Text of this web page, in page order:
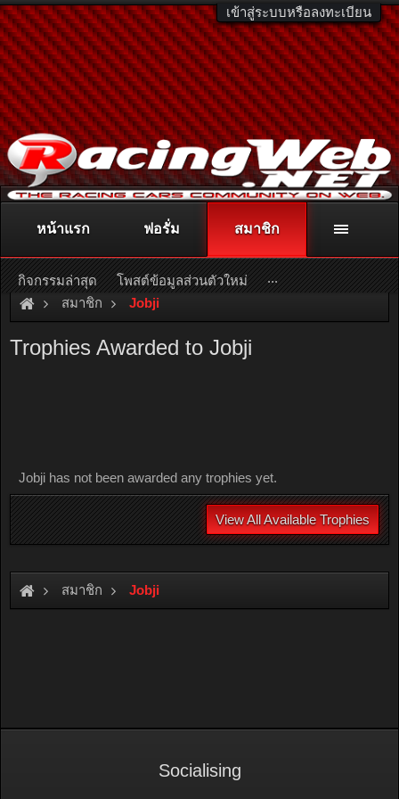
เข้าสู่ระบบหรือลงทะเบียน
ติดต่อลงโฆษณา racingweb@gmail.comหรือโทร. 081-811-1138
หรืออ่านรายละเอียดเพิ่มเติม คลิกที่นี่
สมาชิก Jobji
Trophies Awarded to Jobji
Jobji has not been awarded any trophies yet.
View All Available Trophies
สมาชิก Jobji
หน้าแรก ฟอรั่ม สมาชิก
กิจกรรมล่าสุด โพสต์ข้อมูลส่วนตัวใหม่ ...
Socialising